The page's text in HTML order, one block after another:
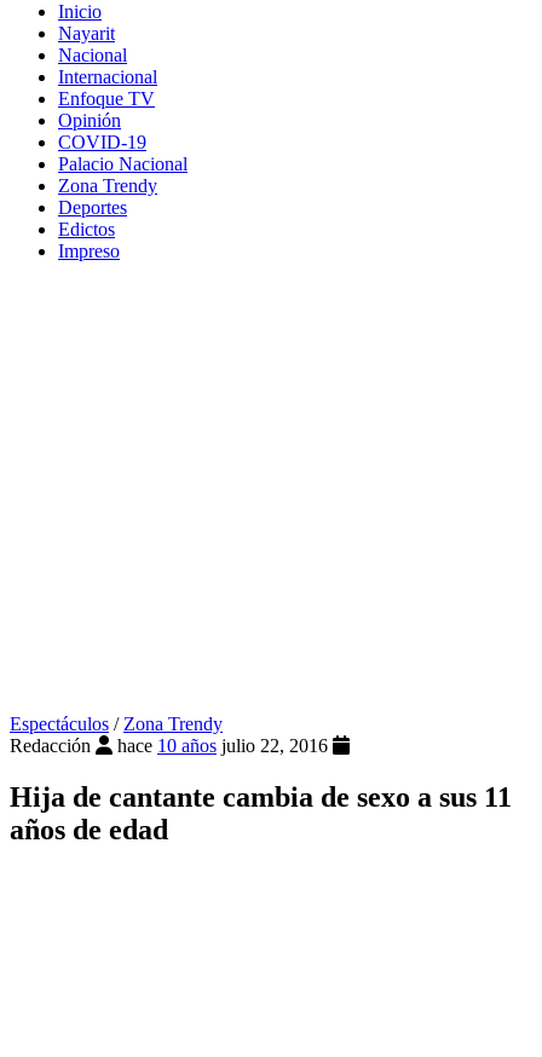
Inicio
Nayarit
Nacional
Internacional
Enfoque TV
Opinión
COVID-19
Palacio Nacional
Zona Trendy
Deportes
Edictos
Impreso
Espectáculos /Zona Trendy
Redacción
hace 10 años julio 22, 2016
Hija de cantante cambia de sexo a sus 11
años de edad